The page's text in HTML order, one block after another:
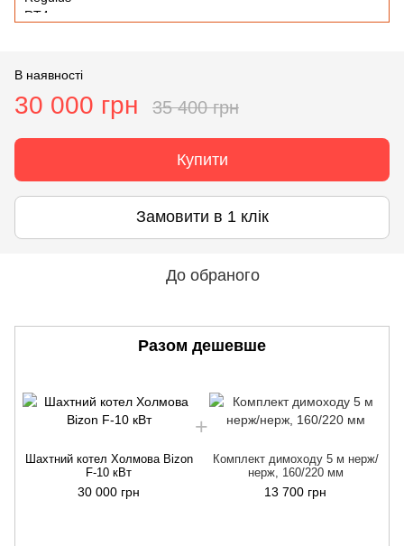
В наявності
30 000 грн 35 400 грн
Купити
Замовити в 1 клік
До обраного
Разом дешевше
Шахтний котел Холмова Bizon
F-10 кВт
30 000 грн
Комплект димоходу 5 м нерж/
нерж, 160/220 мм
13 700 грн